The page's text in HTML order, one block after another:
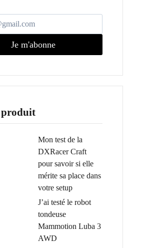
Je m'abonne
produit
Mon test de la
DXRacer Craft
pour savoir si elle
mérite sa place dans
votre setup
J’ai testé le robot
tondeuse
Mammotion Luba 3
AWD